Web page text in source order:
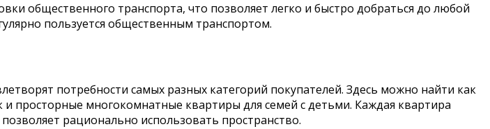
общественного транспорта, что позволяет легко и быстро добраться до любой
пользуется общественным транспортом.
потребности самых разных категорий покупателей. Здесь можно найти как
многокомнатные квартиры для семей с детьми. Каждая квартира
рационально использовать пространство.